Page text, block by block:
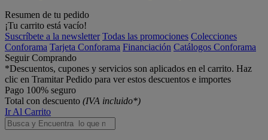
Resumen de tu pedido
¡Tu carrito está vacío!
Suscríbete a la newsletter Todas las promociones Colecciones
Conforama Tarjeta Conforama Financiación Catálogos Conforama
Seguir Comprando
*Descuentos, cupones y servicios son aplicados en el carrito. Haz
clic en Tramitar Pedido para ver estos descuentos e importes
Pago 100% seguro
Total con descuento (IVA incluido*)
Ir Al Carrito